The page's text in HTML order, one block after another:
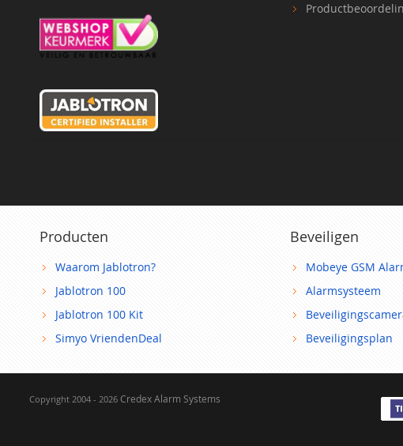
Producten
Waarom Jablotron?
Jablotron 100
Jablotron 100 Kit
Simyo VriendenDeal
Beveiligen
Mobeye GSM
Alarmsysteem
Beveiligingsplan
Copyright 2004 - 2026 Credex Alarm Systems